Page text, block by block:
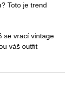
Toto je trend
se vrací vintage
váš outfit